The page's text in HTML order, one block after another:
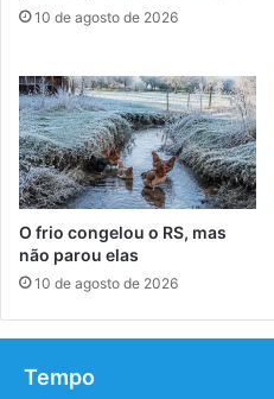
10 de agosto de 2026
O frio congelou o RS, mas
não parou elas
10 de agosto de 2026
Tempo